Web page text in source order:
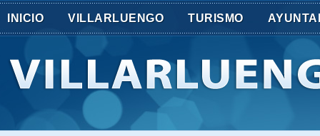
INICIO VILLARLUENGO TURISMO